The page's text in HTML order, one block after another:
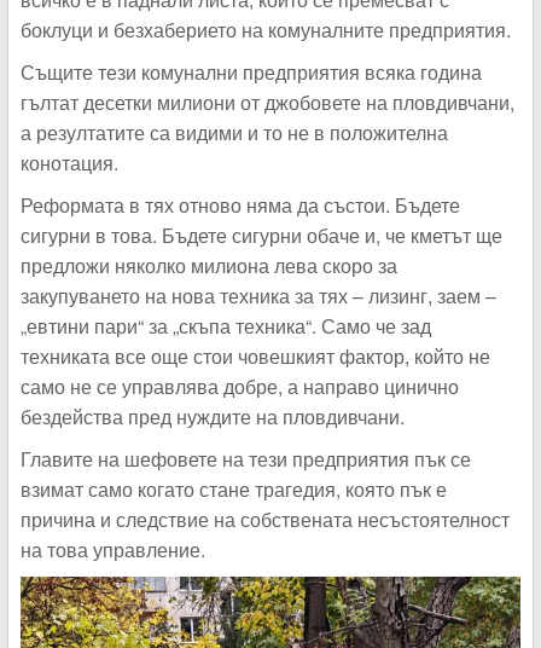
боклуци и безхаберието на комуналните предприятия.
Същите тези комунални предприятия всяка година
гълтат десетки милиони от джобовете на пловдивчани,
а резултатите са видими и то не в положителна
конотация.
Реформата в тях отново няма да състои. Бъдете
сигурни в това. Бъдете сигурни обаче и, че кметът ще
предложи няколко милиона лева скоро за
закупуването на нова техника за тях – лизинг, заем –
„евтини пари“ за „скъпа техника“. Само че зад
техниката все още стои човешкият фактор, който не
само не се управлява добре, а направо цинично
бездейства пред нуждите на пловдивчани.
Главите на шефовете на тези предприятия пък се
взимат само когато стане трагедия, която пък е
причина и следствие на собствената несъстоятелност
на това управление.